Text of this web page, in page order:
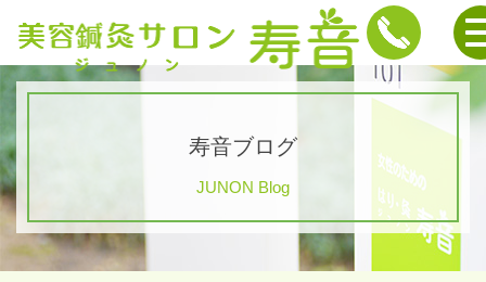
寿音ブログ
JUNON Blog